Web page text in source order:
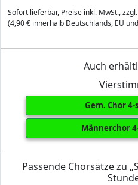
Sofort lieferbar, Preise inkl. MwSt.,
(4,90 € innerhalb Deutschlands, EU
Auch
Gem. Chor
Männerchor
Passende Chorsätze zu